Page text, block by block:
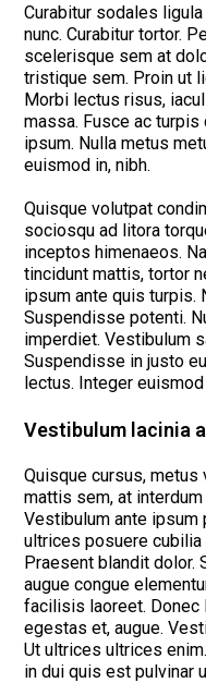
Curabitur sodales
nunc. Curabitur tortor.
scelerisque sem at
tristique sem. Proin ut
Morbi lectus risus,
massa. Fusce ac
ipsum. Nulla metus
euismod in, nibh.
Quisque volutpat
sociosqu ad litora
inceptos himenaeos.
tincidunt mattis, tortor
ipsum ante quis turpis.
Suspendisse potenti.
imperdiet. Vestibulum
Suspendisse in justo
lectus. Integer
Vestibulum lacinia
Quisque cursus, metus
mattis sem, at
Vestibulum ante
ultrices posuere cubilia
Praesent blandit dolor.
augue congue
facilisis laoreet. Donec
egestas et, augue.
Ut ultrices ultrices
in dui quis est pulvinar